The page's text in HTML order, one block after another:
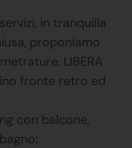
in tranquilla
proponiamo
LIBERA
fronte retro ed
con balcone,